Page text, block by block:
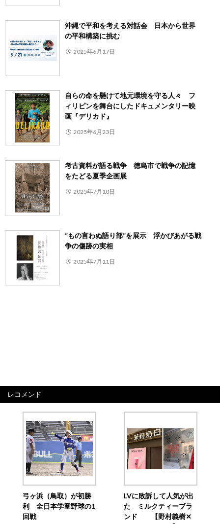
沖縄で平和を考える対話会 日本から世界
の平和構築に挑む
2025年6月17日
自らの命を懸けて地元環境を守る人々 フ
ィリピンを舞台にしたドキュメンタリー映
画『デリカド』
2025年6月23日
考古資料が語る戦争 徳島市で戦争の記憶
をたどる夏季企画展
2025年7月10日
“もの言わぬ語り部”を展示 浮かびあがる戦
争の傷跡の実相
2025年7月11日
レコメンド
弓ヶ浜（鳥取）が初勝
利 全日本学童野球の1
回戦
LVに敗訴して人気が出
た ミルクティーブラ
ンド 【野村義樹✕